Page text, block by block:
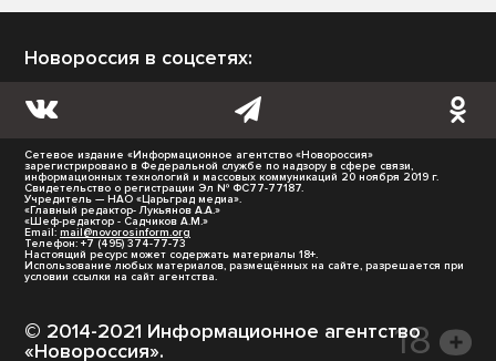
Новороссия в соцсетях:
Сетевое издание «Информационное агентство «Новороссия»
зарегистрировано в Федеральной службе по надзору в сфере связи,
информационных технологий и массовых коммуникаций 20 ноября 2019 г.
Свидетельство о регистрации Эл № ФС77-77187.
Учредитель — НАО «Царьград медиа».
«Главный редактор- Лукьянов А.А.»
«Шеф-редактор - Садчиков А.М.»
Email: mail@novorosinform.org
Телефон: +7 (495) 374-77-73
Настоящий ресурс может содержать материалы 18+.
Использование любых материалов, размещённых на сайте, разрешается при
условии ссылки на сайт агентства.
© 2014-2021 Информационное агентство
«Новороссия».